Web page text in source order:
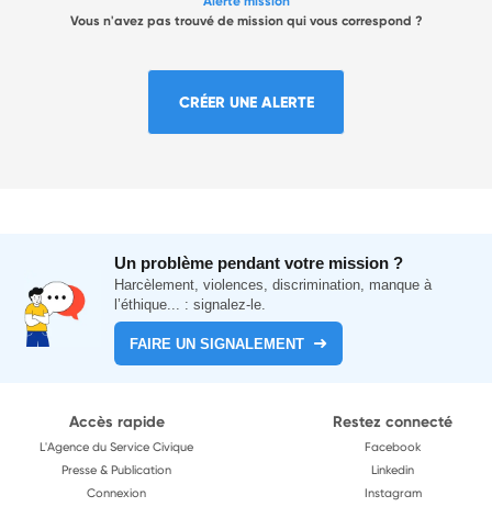
Vous n'avez pas trouvé de mission qui vous correspond ?
CRÉER UNE ALERTE
Un problème pendant votre mission ?
Harcèlement, violences, discrimination, manque à
l’éthique... : signalez-le.
FAIRE UN SIGNALEMENT
Accès rapide
L'Agence du Service Civique
Presse & Publication
Connexion
Restez connecté
Facebook
Linkedin
Instagram